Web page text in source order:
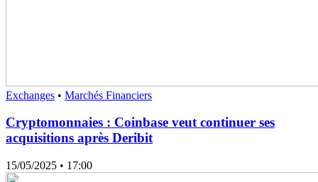
Exchanges • Marchés Financiers
Cryptomonnaies : Coinbase veut continuer ses
acquisitions après Deribit
15/05/2025 • 17:00